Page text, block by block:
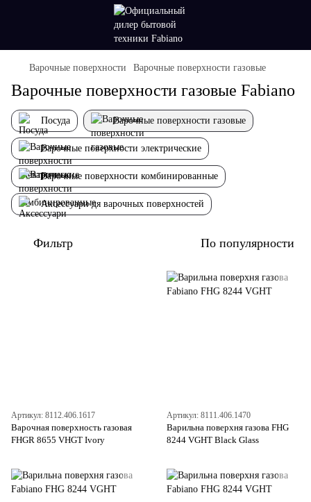
Варочные поверхности Варочные поверхности газовые
Варочные поверхности газовые Fabiano
Посуда Варочные поверхности газовые
Варочные поверхности электрические
Варочные поверхности комбинированные
Аксессуари дя варочных поверхностей
Фильтр По популярности
Артикул: 8112.406.1617
Варочная поверхность газовая
FHGR 8655 VHGT Ivory
Артикул: 8111.406.1470
Варильна поверхня газова FHG
8244 VGHT Black Glass